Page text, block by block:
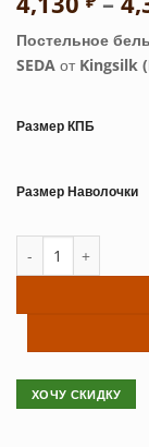
Постельное
SEDA от Kingsilk
Размер КПБ
Размер Наволочки
ХОЧУ СКИДКУ